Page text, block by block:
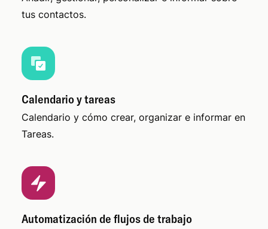
tus contactos.
Calendario y tareas
Calendario y cómo crear, organizar e informar en
Tareas.
Automatización de flujos de trabajo